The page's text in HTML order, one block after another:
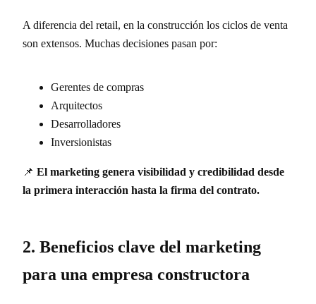
A diferencia del retail, en la construcción los ciclos de venta
son extensos. Muchas decisiones pasan por:
Gerentes de compras
Arquitectos
Desarrolladores
Inversionistas
📌 El marketing genera visibilidad y credibilidad desde
la primera interacción hasta la firma del contrato.
2. Beneficios clave del marketing
para una empresa constructora